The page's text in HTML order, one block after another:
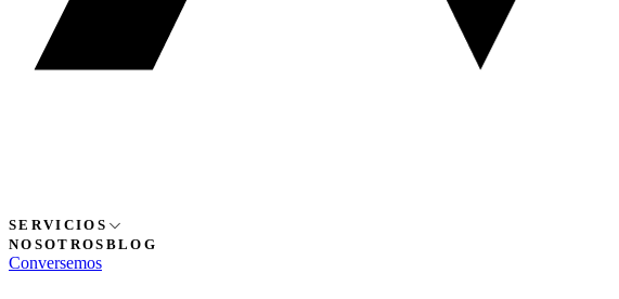
SERVICIOS
NOSOTROS BLOG
Conversemos